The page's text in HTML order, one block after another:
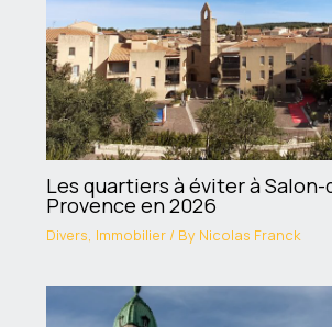
Les quartiers à éviter à Salon-
Provence en 2026
Divers, Immobilier/ By Nicolas Franck